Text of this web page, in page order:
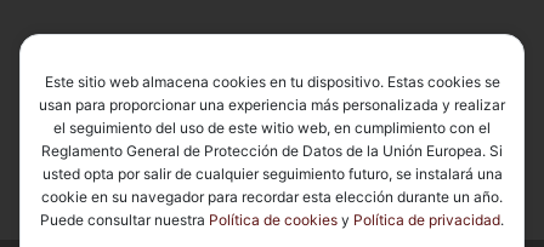
Este sitio web almacena cookies en tu dispositivo. Estas cookies se
usan para proporcionar una experiencia más personalizada y realizar
el seguimiento del uso de este witio web, en cumplimiento con el
Reglamento General de Protección de Datos de la Unión Europea. Si
usted opta por salir de cualquier seguimiento futuro, se instalará una
cookie en su navegador para recordar esta elección durante un año.
Puede consultar nuestra Política de cookies y Política de privacidad.